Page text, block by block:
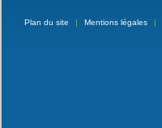
Plan du site | Mentions légales |